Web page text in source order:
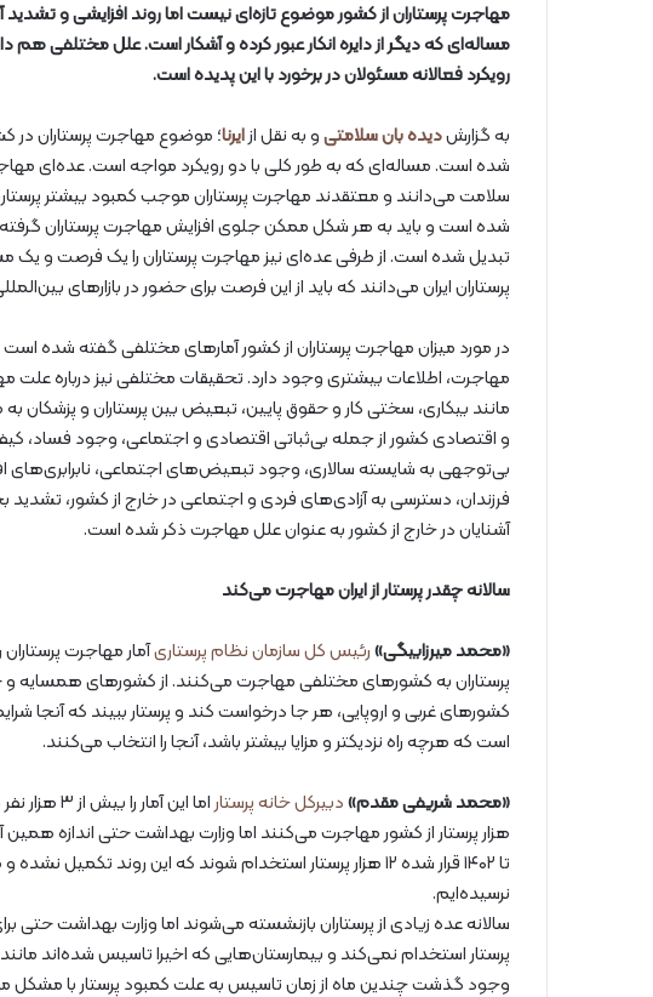
مهاجرت پرستاران از کشور موضوع تازه‌ای نیست اما روند افزایشی و
مساله‌ای که دیگر از دایره انکار عبور کرده و آشکار است. علل مختلفی هم
رویکرد فعالانه مسئولان در برخورد با این پدیده است.
به گزارشدیده بان سلامتیو به نقل ازایرنا؛ موضوع مهاجرت پرستاران
شده است. مساله‌ای که به طور کلی با دو رویکرد مواجه است. عده‌ای
سلامت می‌دانند و معتقدند مهاجرت پرستاران موجب کمبود بیشتر پرستار،
شده است و باید به هر شکل ممکن جلوی افزایش مهاجرت پرستاران گرفته
تبدیل شده است. از طرفی عده‌ای نیز مهاجرت پرستاران را یک فرصت و یک
پرستاران ایران می‌دانند که باید از این فرصت برای حضور در بازارهای
در مورد میزان مهاجرت پرستاران از کشور آمارهای مختلفی گفته شده
مهاجرت، اطلاعات بیشتری وجود دارد. تحقیقات مختلفی نیز درباره
مانند بیکاری، سختی کار و حقوق پایین، تبعیض بین پرستاران و
و اقتصادی کشور از جمله بی‌ثباتی اقتصادی و اجتماعی، وجود فساد،
بی‌توجهی به شایسته سالاری، وجود تبعیض‌های اجتماعی، نابرابری‌های
فرزندان، دسترسی به آزادی‌های فردی و اجتماعی در خارج از کشور،
آشنایان در خارج از کشور به عنوان علل مهاجرت ذکر شده است.
سالانه چقدر پرستار از ایران مهاجرت می‌کند
«محمد میرزابیگی»رئیس کل سازمان نظام پرستاری
پرستاران به کشورهای مختلفی مهاجرت می‌کنند. از کشورهای همسایه و
کشورهای غربی و اروپایی، هر جا درخواست کند و پرستار ببیند که آنجا
است که هرچه راه نزدیکتر و مزایا بیشتر باشد، آنجا را انتخاب می‌کنند.
«محمد شریفی مقدم»دبیرکل خانه پرستار
نرسیده‌ایم.
سالانه عده زیادی از پرستاران بازنشسته می‌شوند اما وزارت بهداشت حتی
پرستار استخدام نمی‌کند و بیمارستان‌هایی که اخیرا تاسیس شده‌اند مانند
وجود گذشت چندین ماه از زمان تاسیس به علت کمبود پرستار با